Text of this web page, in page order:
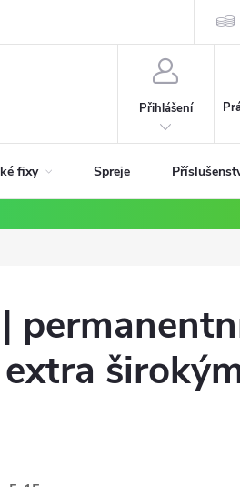
Přihlášení
fixy Spreje